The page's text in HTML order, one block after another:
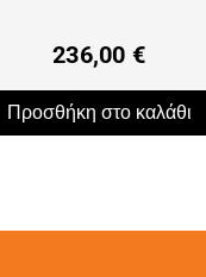
236,00 €
Προσθήκη στο καλάθι